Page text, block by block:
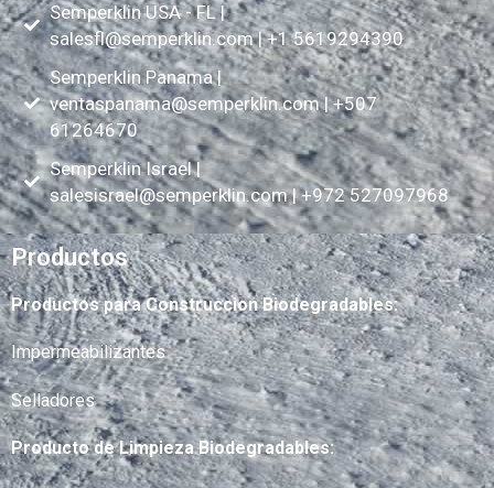
Semperklin USA - FL |
salesfl@semperklin.com| +1 5619294390
Semperklin Panama |
ventaspanama@semperklin.com| +507
61264670
Semperklin Israel |
salesisrael@semperklin.com| +972 527097968
Productos
Productos para Construccion Biodegradables:
Impermeabilizantes
Selladores
Producto de Limpieza Biodegradables: